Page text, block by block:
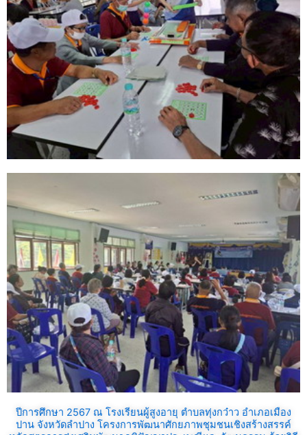
ปีการศึกษา 2567 ณ โรงเรียนผู้สูงอายุ ตำบลทุ่งกว๋าว อำเภอเมือง
ปาน จังหวัดลำปาง โครงการพัฒนาศักยภาพชุมชนเชิงสร้างสรรค์